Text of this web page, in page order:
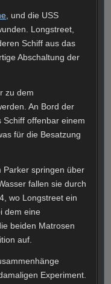
, und die USS
Longstreet,
Schiff aus das
Abschaltung der
zu dem
An Bord der
Schiff offenbar einem
für die Besatzung
Parker springen über
fallen sie durch
wo Longstreet ein
dem eine
beiden Matrosen
auf.
Experiment.